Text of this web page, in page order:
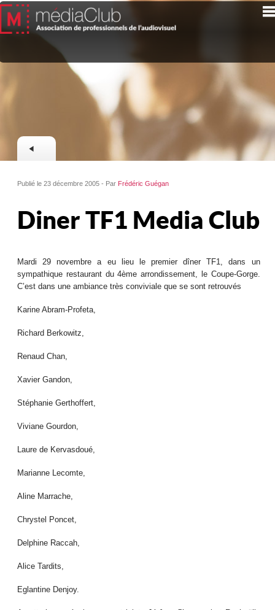
Publié le 23 décembre 2005 - Par Frédéric Guégan
Diner TF1 Media Club
Mardi 29 novembre a eu lieu le premier dîner TF1, dans un
sympathique restaurant du 4ème arrondissement, le Coupe-Gorge.
C’est dans une ambiance très conviviale que se sont retrouvés
Karine Abram-Profeta,
Richard Berkowitz,
Renaud Chan,
Xavier Gandon,
Stéphanie Gerthoffert,
Viviane Gourdon,
Laure de Kervasdoué,
Marianne Lecomte,
Aline Marrache,
Chrystel Poncet,
Delphine Raccah,
Alice Tardits,
Eglantine Denjoy.